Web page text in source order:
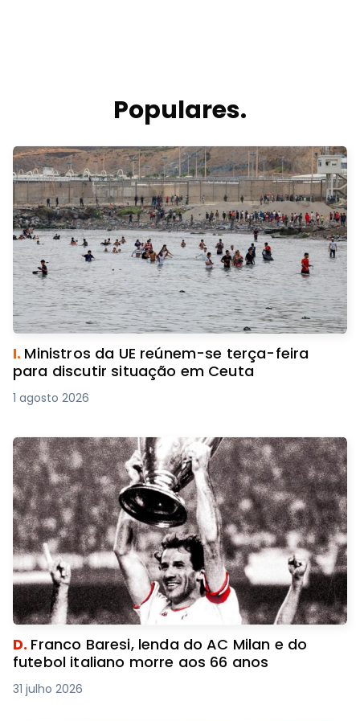
Populares.
I. Ministros da UE reúnem-se terça-feira
para discutir situação em Ceuta
1 agosto 2026
D. Franco Baresi, lenda do AC Milan e do
futebol italiano morre aos 66 anos
31 julho 2026